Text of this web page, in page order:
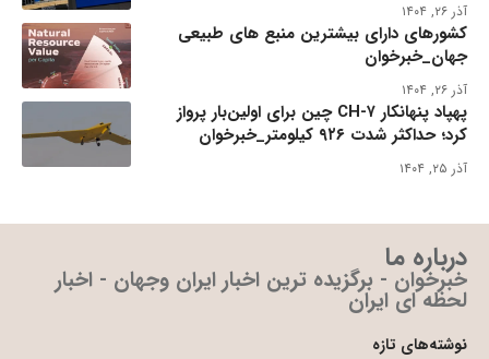
آذر ۲۶, ۱۴۰۴
کشورهای دارای بیشترین منبع های طبیعی
جهان_خبرخوان
آذر ۲۶, ۱۴۰۴
پهپاد پنهانکار CH-۷ چین برای اولین‌بار پرواز
کرد؛ حداکثر شدت ۹۲۶ کیلومتر_خبرخوان
آذر ۲۵, ۱۴۰۴
درباره ما
خبرخوان - برگزیده ترین اخبار ایران وجهان - اخبار
لحظه ای ایران
نوشته‌های تازه